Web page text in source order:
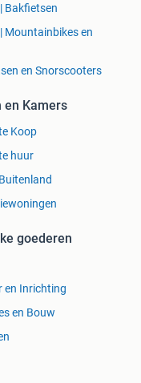
€ 370,00
€ 380,00
€ 468,00
luifel en uitbouw.
270-xl-
Bakfietsen
Mountainbikes en
en Snorscooters
en Kamers
Koop
huur
goederen
en Inrichting
en Bouw